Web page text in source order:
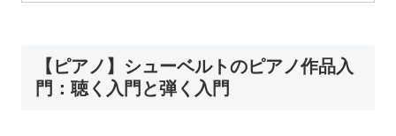
【ピアノ】シューベルトのピアノ作品入
門：聴く入門と弾く入門